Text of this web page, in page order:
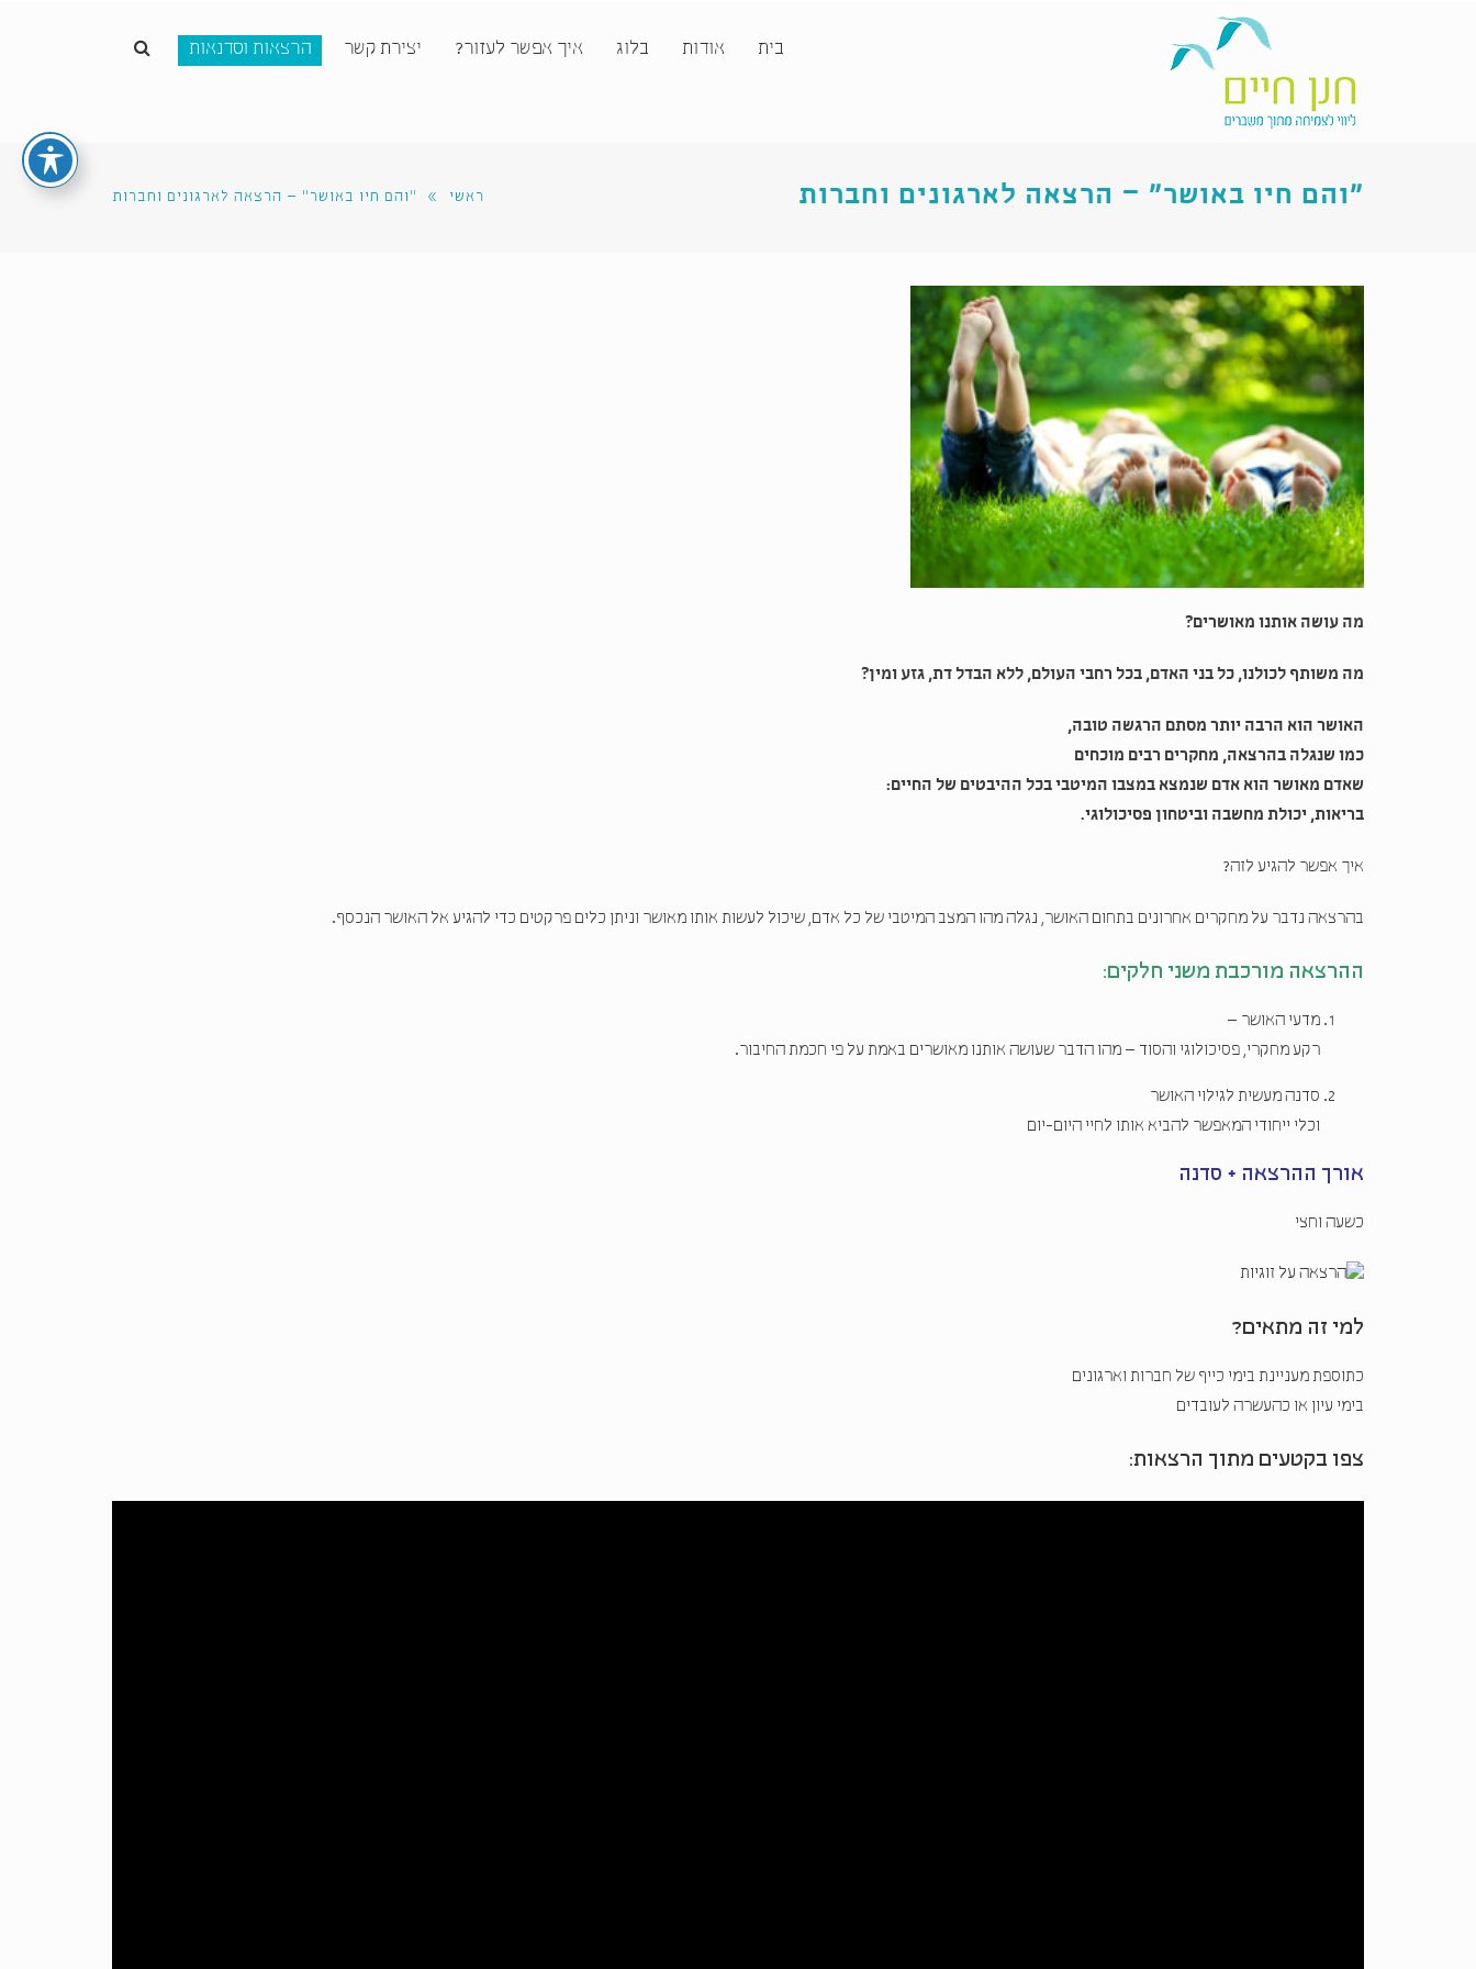
בית אודות בלוג איך אפשר לעזור? יצירת קשר הרצאות וסדנאות
״והם חיו באושר״ – הרצאה לארגונים וחברות ראשי » ״והם חיו באושר״ – הרצאה לארגונים וחברות
מה עושה אותנו מאושרים?
מה משותף לכולנו, כל בני האדם, בכל רחבי העולם, ללא הבדל דת, גזע ומין?
האושר הוא הרבה יותר מסתם הרגשה טובה,
כמו שנגלה בהרצאה, מחקרים רבים מוכחים
שאדם מאושר הוא אדם שנמצא במצבו המיטבי בכל ההיבטים של החיים:
בריאות, יכולת מחשבה וביטחון פסיכולוגי.
איך אפשר להגיע לזה?
בהרצאה נדבר על מחקרים אחרונים בתחום האושר, נגלה מהו המצב המיטבי של כל אדם, שיכול לעשות אותו מאושר וניתן כלים פרקטים כדי להגיע אל האושר הנכסף.
ההרצאה מורכבת משני חלקים:
מדעי האושר –
רקע מחקרי, פסיכולוגי והסוד – מהו הדבר שעושה אותנו מאושרים באמת על פי חכמת החיבור.
סדנה מעשית לגילוי האושר
וכלי ייחודי המאפשר להביא אותו לחיי היום-יום
אורך ההרצאה + סדנה
כשעה וחצי
למי זה מתאים?
כתוספת מעניינת בימי כייף של חברות וארגונים
בימי עיון או כהעשרה לעובדים
צפו בקטעים מתוך הרצאות: